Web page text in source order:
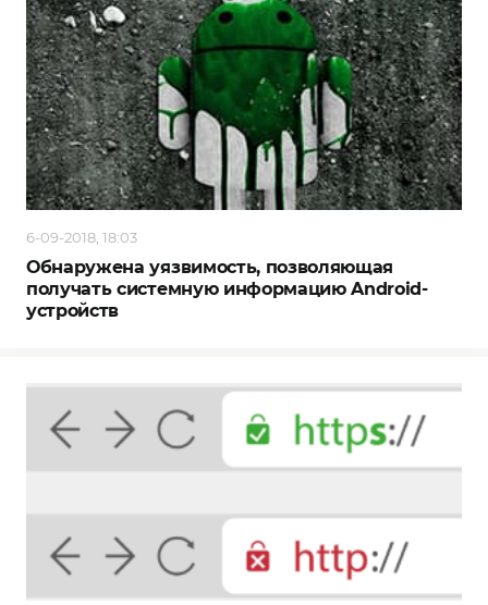
6-09-2018, 18:03
Обнаружена уязвимость, позволяющая
получать системную информацию Android-
устройств